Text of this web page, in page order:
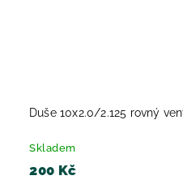
Duše 10x2.0/2.125 rovný
Skladem
200 Kč